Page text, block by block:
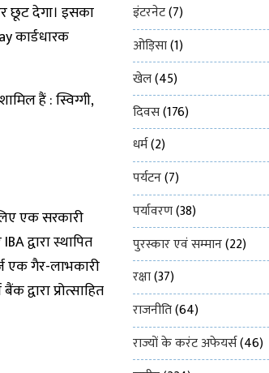
छूट देगा। इसका
कार्डधारक
हैं : स्विग्गी,
एक सरकारी
द्वारा स्थापित
एक गैर-लाभकारी
प्रोत्साहित
इंटरनेट(7)
ओड़िसा(1)
खेल(45)
दिवस(176)
धर्म(2)
पर्यटन(7)
पर्यावरण(38)
पुरस्कार एवं सम्मान(22)
रक्षा(37)
राजनीति(64)
राज्यों के करंट अफेयर्स(46)